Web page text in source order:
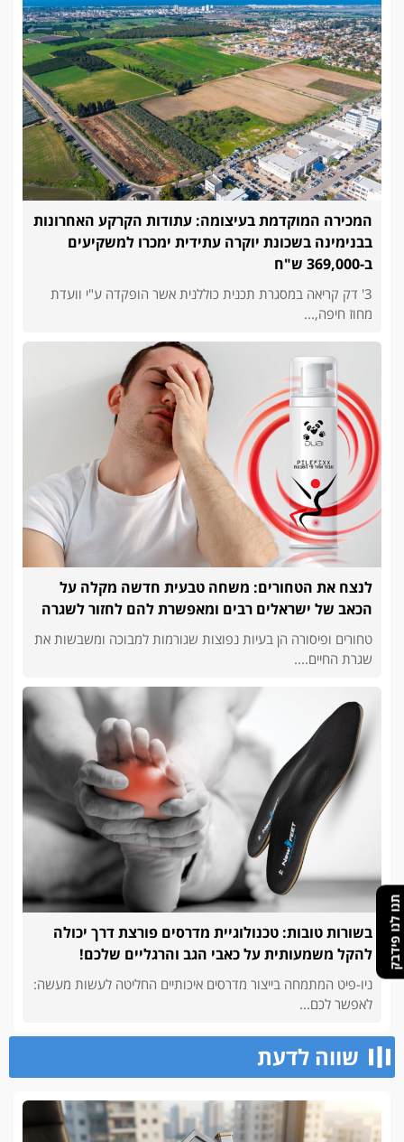
תנו לנו פידבק
המכירה המוקדמת בעיצומה: עתודות הקרקע האחרונות
בבנימינה בשכונת יוקרה עתידית ימכרו למשקיעים
ב-369,000 ש"ח
3' דק קריאה במסגרת תכנית כוללנית אשר הופקדה ע"י וועדת
מחוז חיפה,...
לנצח את הטחורים: משחה טבעית חדשה מקלה על
הכאב של ישראלים רבים ומאפשרת להם לחזור לשגרה
טחורים ופיסורה הן בעיות נפוצות שגורמות למבוכה ומשבשות את
שגרת החיים....
בשורות טובות: טכנולוגיית מדרסים פורצת דרך יכולה
להקל משמעותית על כאבי הגב והרגליים שלכם!
ניו-פיט המתמחה בייצור מדרסים איכותיים החליטה לעשות מעשה:
לאפשר לכם...
שווה לדעת